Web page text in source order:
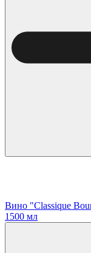
Вино "Classique
1500 мл